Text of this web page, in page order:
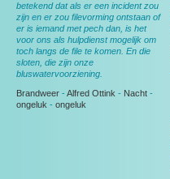
betekend dat als er een incident zou
zijn en er zou filevorming ontstaan of
er is iemand met pech dan, is het
voor ons als hulpdienst mogelijk om
toch langs de file te komen. En die
sloten, die zijn onze
bluswatervoorziening.
Brandweer - Alfred Ottink - Nacht -
ongeluk - ongeluk